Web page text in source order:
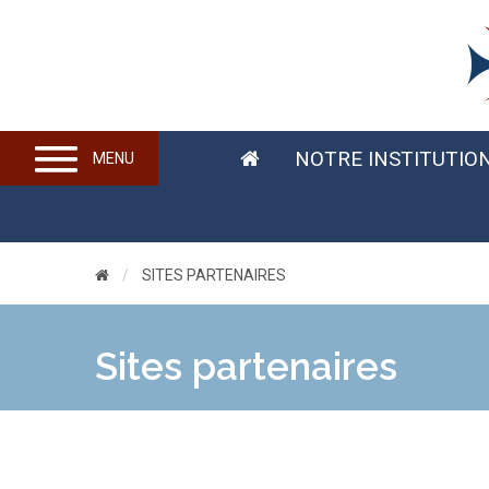
MENU NOTRE
CURRENT:
SITES PARTENAIRES
Sites partenaires